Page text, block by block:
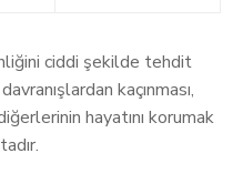
ciddi şekilde tehdit
kaçınması,
hayatını korumak